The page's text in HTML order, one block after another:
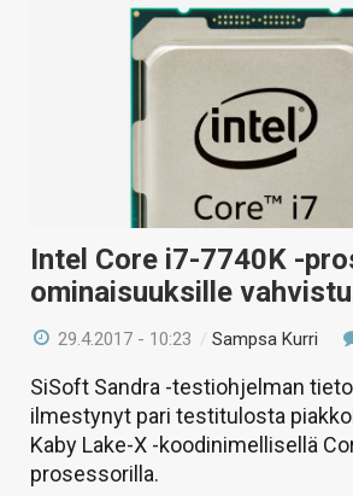
HAKU
Intel Core i7-7740K -
ominaisuuksille
29.4.2017 - 10:23 /Sampsa Kurri
SiSoft Sandra -testiohjelman
ilmestynyt pari testitulosta
Kaby Lake-X -koodinimellisellä
prosessorilla.